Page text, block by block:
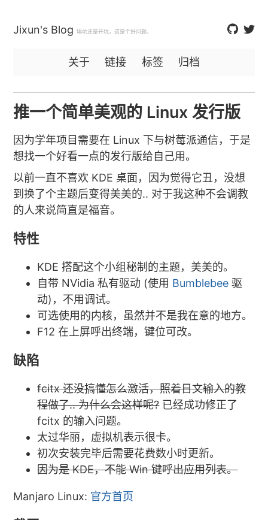
Jixun's Blog 填坑还是开坑，这是个好问题。
关于 链接 标签 归档
推一个简单美观的 Linux 发行版
因为学年项目需要在 Linux 下与树莓派通信，于是
想找一个好看一点的发行版给自己用。
以前一直不喜欢 KDE 桌面，因为觉得它丑，没想
到换了个主题后变得美美的.. 对于我这种不会调教
的人来说简直是福音。
特性
KDE 搭配这个小组秘制的主题，美美的。
自带 NVidia 私有驱动 (使用 Bumblebee 驱
动)，不用调试。
可选使用的内核，虽然并不是我在意的地方。
F12 在上屏呼出终端，键位可改。
缺陷
fcitx 还没搞懂怎么激活，照着日文输入的教
程做了.. 为什么会这样呢?已经成功修正了
fcitx 的输入问题。
太过华丽，虚拟机表示很卡。
初次安装完毕后需要花费数小时更新。
因为是 KDE，不能 Win 键呼出应用列表。
Manjaro Linux: 官方首页